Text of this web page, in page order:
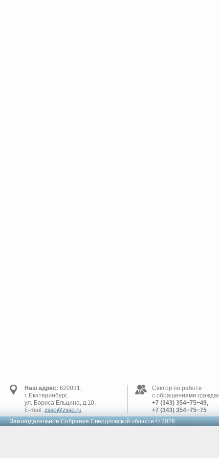
Наш адрес: 620031,
г. Екатеринбург,
ул. Бориса Ельцина, д.10,
E-mail: zsso@zsso.ru
Сектор по работе
с обращениями
+7 (343) 354−75−49,
+7 (343) 354−75−75
Законодательное Cобрание Свердловской области © 2026